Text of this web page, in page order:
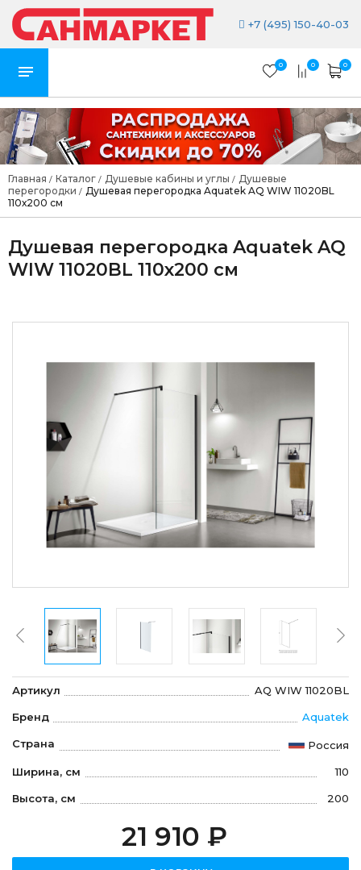
+7 (495) 150-40-03
0 0 0
Главная / Каталог / Душевые кабины и углы / Душевые
перегородки / Душевая перегородка Aquatek AQ WIW 11020BL
110х200 см
Душевая перегородка Aquatek AQ
WIW 11020BL 110х200 см
Артикул AQ WIW 11020BL
Бренд Aquatek
Страна Россия
Ширина, см 110
Высота, см 200
21 910 ₽